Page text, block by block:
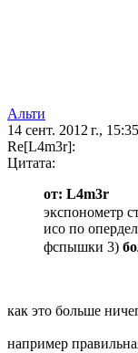
Альти
14 сент. 2012 г.,
Re[L4m3r]:
Цитата:
от: L4m3r
экспонометр
исо по
фспышки 3)
как это больше
например